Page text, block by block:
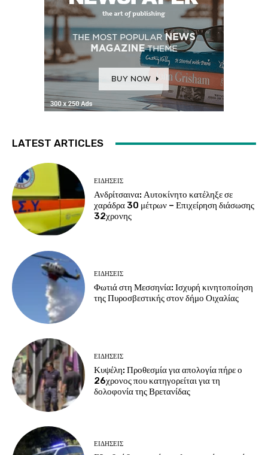
LATEST ARTICLES
ΕΙΔΗΣΕΙΣ
Ανδρίτσαινα: Αυτοκίνητο κατέληξε σε
χαράδρα 30 μέτρων – Επιχείρηση διάσωσης
32χρονης
ΕΙΔΗΣΕΙΣ
Φωτιά στη Μεσσηνία: Ισχυρή κινητοποίηση
της Πυροσβεστικής στον δήμο Οιχαλίας
ΕΙΔΗΣΕΙΣ
Κυψέλη: Προθεσμία για απολογία πήρε ο
26χρονος που κατηγορείται για τη
δολοφονία της Βρετανίδας
ΕΙΔΗΣΕΙΣ